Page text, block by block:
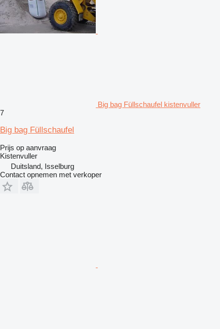
Big bag Füllschaufel kistenvuller
7
Big bag Füllschaufel
Prijs op aanvraag
Kistenvuller
Duitsland, Isselburg
Contact opnemen met verkoper